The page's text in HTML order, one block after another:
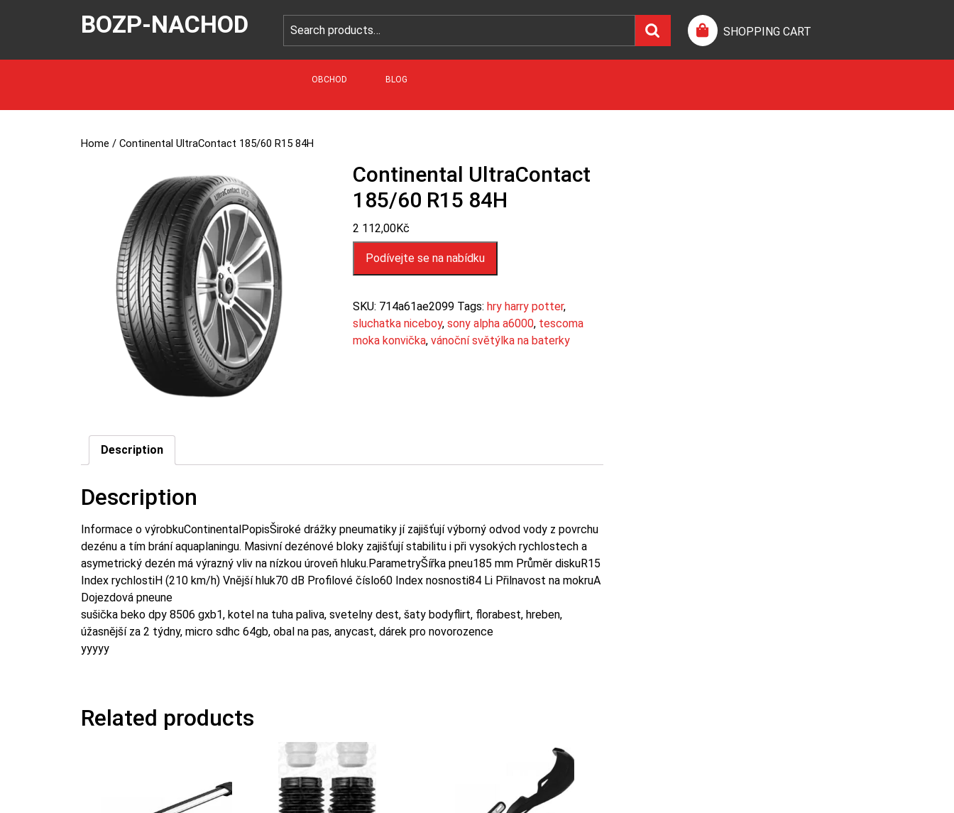
BOZP-NACHOD SHOPPING CART
OBCHOD BLOG
Home / Continental UltraContact 185/60 R15 84H
Continental UltraContact
185/60 R15 84H
2 112,00Kč
Podívejte se na nabídku
SKU: 714a61ae2099 Tags: hry harry potter,
sluchatka niceboy, sony alpha a6000, tescoma
moka konvička, vánoční světýlka na baterky
Description
Description
Informace o výrobkuContinentalPopisŠiroké drážky pneumatiky jí zajišťují výborný odvod vody z povrchu
dezénu a tím brání aquaplaningu. Masivní dezénové bloky zajišťují stabilitu i při vysokých rychlostech a
asymetrický dezén má výrazný vliv na nízkou úroveň hluku.ParametryŠířka pneu185 mm Průměr diskuR15
Index rychlostiH (210 km/h) Vnější hluk70 dB Profilové číslo60 Index nosnosti84 Li Přilnavost na mokruA
Dojezdová pneune
sušička beko dpy 8506 gxb1, kotel na tuha paliva, svetelny dest, šaty bodyflirt, florabest, hreben,
úžasnější za 2 týdny, micro sdhc 64gb, obal na pas, anycast, dárek pro novorozence
yyyyy
Related products